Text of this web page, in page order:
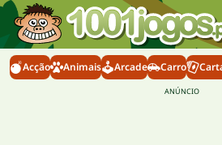
Acção Animais Arcade Carro